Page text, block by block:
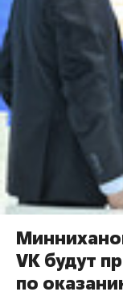
VK будут
по